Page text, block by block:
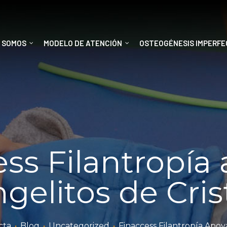
MODELO DE ATENCIÓN OSTEOGÉNESIS
Filantropía
de